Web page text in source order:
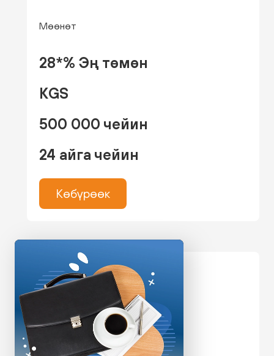
Мөөнөт
28*% Эң төмөн
KGS
500 000 чейин
24 айга чейин
Көбүрөөк